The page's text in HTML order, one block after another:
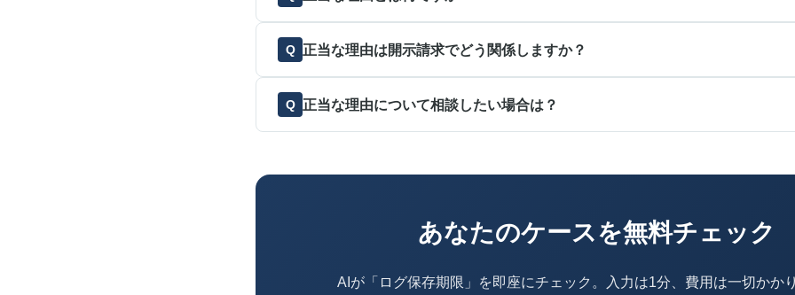
正当な理由は開示請求でどう関係しますか？
正当な理由について相談したい場合は？
あなたのケースを無料チェック
AIが「ログ保存期限」を即座にチェック。入力は1分、費用は一切かか